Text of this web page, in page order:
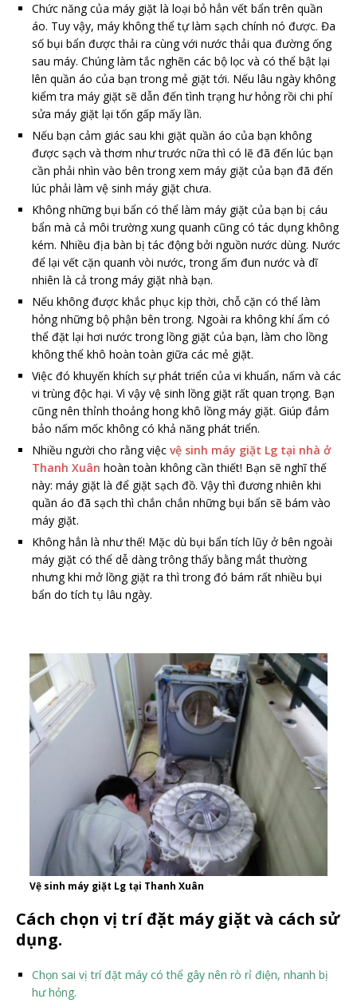
Chức năng của máy giặt là loại bỏ hẳn vết bẩn trên quần
áo. Tuy vậy, máy không thể tự làm sạch chính nó được. Đa
số bụi bẩn được thải ra cùng với nước thải qua đường ống
sau máy. Chúng làm tắc nghẽn các bộ lọc và có thể bật lại
lên quần áo của bạn trong mẻ giặt tới. Nếu lâu ngày không
kiểm tra máy giặt sẽ dẫn đến tình trạng hư hỏng rồi chi phí
sửa máy giặt lại tốn gấp mấy lần.
Nếu bạn cảm giác sau khi giặt quần áo của bạn không
được sạch và thơm như trước nữa thì có lẽ đã đến lúc bạn
cần phải nhìn vào bên trong xem máy giặt của bạn đã đến
lúc phải làm vệ sinh máy giặt chưa.
Không những bụi bẩn có thể làm máy giặt của bạn bị cáu
bẩn mà cả môi trường xung quanh cũng có tác dụng không
kém. Nhiều địa bàn bị tác động bởi nguồn nước dùng. Nước
để lại vết cặn quanh vòi nước, trong ấm đun nước và dĩ
nhiên là cả trong máy giặt nhà bạn.
Nếu không được khắc phục kịp thời, chỗ cặn có thể làm
hỏng những bộ phận bên trong. Ngoài ra không khí ẩm có
thể đặt lại hơi nước trong lồng giặt của bạn, làm cho lồng
không thể khô hoàn toàn giữa các mẻ giặt.
Việc đó khuyến khích sự phát triển của vi khuẩn, nấm và các
vi trùng độc hại. Vì vậy vệ sinh lồng giặt rất quan trọng. Bạn
cũng nên thỉnh thoảng hong khô lồng máy giặt. Giúp đảm
bảo nấm mốc không có khả năng phát triển.
Nhiều người cho rằng việc vệ sinh máy giặt Lg tại nhà ở
Thanh Xuân hoàn toàn không cần thiết! Bạn sẽ nghĩ thế
này: máy giặt là để giặt sạch đồ. Vậy thì đương nhiên khi
quần áo đã sạch thì chắn chắn những bụi bẩn sẽ bám vào
máy giặt.
Không hẳn là như thế! Mặc dù bụi bẩn tích lũy ở bên ngoài
máy giặt có thể dễ dàng trông thấy bằng mắt thường
nhưng khi mở lồng giặt ra thì trong đó bám rất nhiều bụi
bẩn do tích tụ lâu ngày.
Vệ sinh máy giặt Lg tại Thanh Xuân
Cách chọn vị trí đặt máy giặt và cách sử
dụng.
Chọn sai vị trí đặt máy có thể gây nên rò rỉ điện, nhanh bị
hư hỏng.